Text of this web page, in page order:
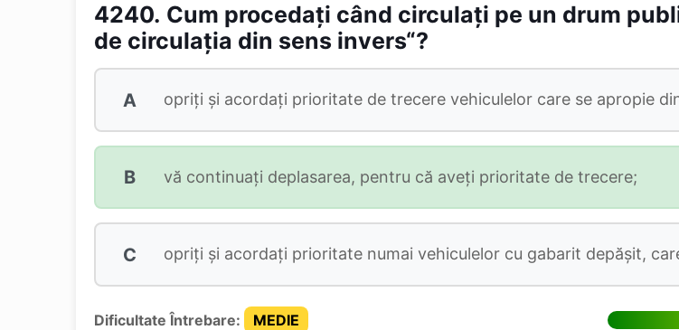
4240. Cum procedați când circulați pe un drum
de circulația din sens invers“?
A opriți și acordați prioritate de trecere vehiculelor care se apropie
B vă continuați deplasarea, pentru că aveți prioritate de trecere;
C opriți și acordați prioritate numai vehiculelor cu gabarit depășit,
Dificultate Întrebare: MEDIE